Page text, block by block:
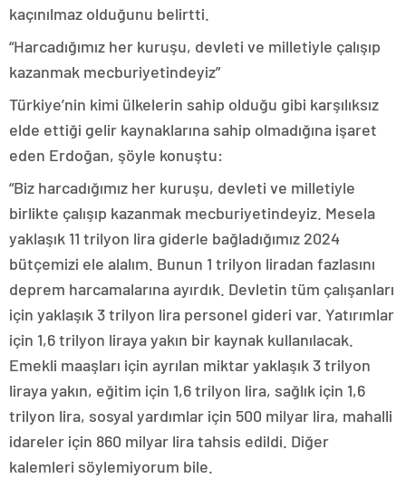
kaçınılmaz olduğunu belirtti.
“Harcadığımız her kuruşu, devleti ve milletiyle çalışıp
kazanmak mecburiyetindeyiz”
Türkiye’nin kimi ülkelerin sahip olduğu gibi karşılıksız
elde ettiği gelir kaynaklarına sahip olmadığına işaret
eden Erdoğan, şöyle konuştu:
“Biz harcadığımız her kuruşu, devleti ve milletiyle
birlikte çalışıp kazanmak mecburiyetindeyiz. Mesela
yaklaşık 11 trilyon lira giderle bağladığımız 2024
bütçemizi ele alalım. Bunun 1 trilyon liradan fazlasını
deprem harcamalarına ayırdık. Devletin tüm çalışanları
için yaklaşık 3 trilyon lira personel gideri var. Yatırımlar
için 1,6 trilyon liraya yakın bir kaynak kullanılacak.
Emekli maaşları için ayrılan miktar yaklaşık 3 trilyon
liraya yakın, eğitim için 1,6 trilyon lira, sağlık için 1,6
trilyon lira, sosyal yardımlar için 500 milyar lira, mahalli
idareler için 860 milyar lira tahsis edildi. Diğer
kalemleri söylemiyorum bile.